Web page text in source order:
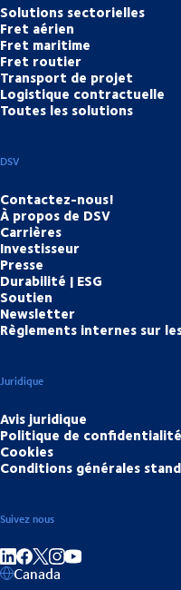
Solutions sectorielles
Fret aérien
Fret maritime
Fret routier
Transport de projet
Logistique contractuelle
Toutes les solutions
DSV
Contactez-nous!
À propos de DSV
Carrières
Investisseur
Presse
Durabilité | ESG
Soutien
Newsletter
Règlements internes sur
Juridique
Avis juridique
Politique de
Cookies
Conditions générales
Suivez nous
Partager sur linkedIn
Partager sur Facebook
Partager sur Instagram
Canada